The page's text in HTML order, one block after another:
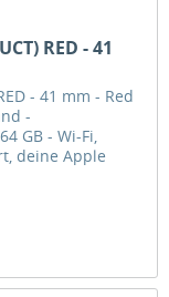
RED - 41
- 41 mm - Red
-
GB - Wi-Fi,
deine Apple